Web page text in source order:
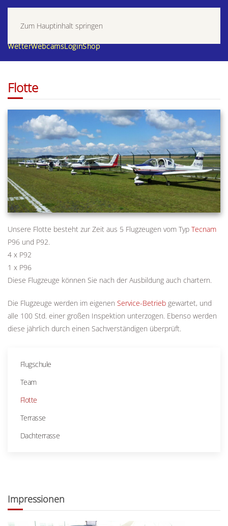
Zum Hauptinhalt springen
WetterWebcamsLoginShop
Flotte
Unsere Flotte besteht zur Zeit aus 5 Flugzeugen vom Typ Tecnam
P96 und P92.
4 x P92
1 x P96
Diese Flugzeuge können Sie nach der Ausbildung auch chartern.
Die Flugzeuge werden im eigenen Service-Betrieb gewartet, und
alle 100 Std. einer großen Inspektion unterzogen. Ebenso werden
diese jährlich durch einen Sachverständigen überprüft.
Flugschule
Team
Flotte
Terrasse
Dachterrasse
Impressionen